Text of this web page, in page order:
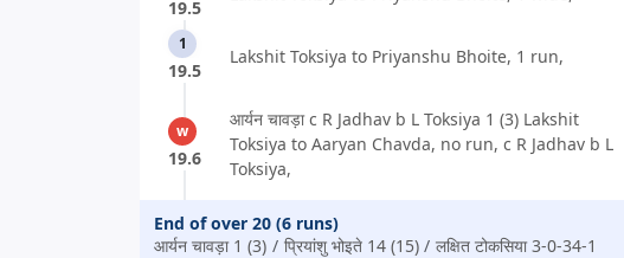
19.5
1
19.5
Lakshit Toksiya to Priyanshu Bhoite, 1 run,
w
19.6
आर्यन चावड़ा c R Jadhav b L Toksiya 1 (3) Lakshit
Toksiya to Aaryan Chavda, no run, c R Jadhav b L
Toksiya,
End of over 20 (6 runs)
आर्यन चावड़ा 1 (3)
प्रियांशु भोइते 14 (15)
लक्षित टोकसिया 3-0-34-1